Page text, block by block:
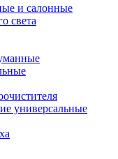
и салонные
света
универсальные